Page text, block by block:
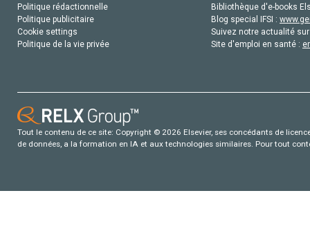
Politique rédactionnelle
Politique publicitaire
Cookie settings
Politique de la vie privée
Bibliothèque d'e-books
Blog special IFSI :
Suivez notre actualité
Site d'emploi en santé :
Tout le contenu de ce site: Copyright © 2026 Elsevier, ses concédants de
de données, a la formation en IA et aux technologies similaires. Pour tout